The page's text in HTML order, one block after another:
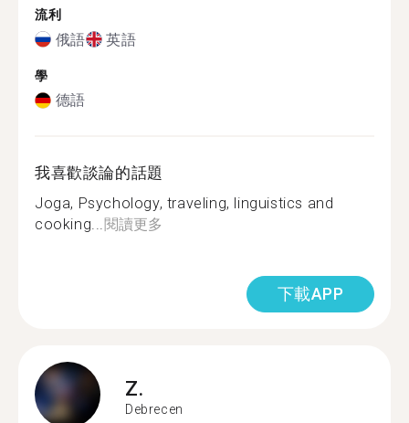
流利
俄語 英語
學
德語
我喜歡談論的話題
Joga, Psychology, traveling, linguistics and
cooking...閱讀更多
下載APP
Z.
Debrecen